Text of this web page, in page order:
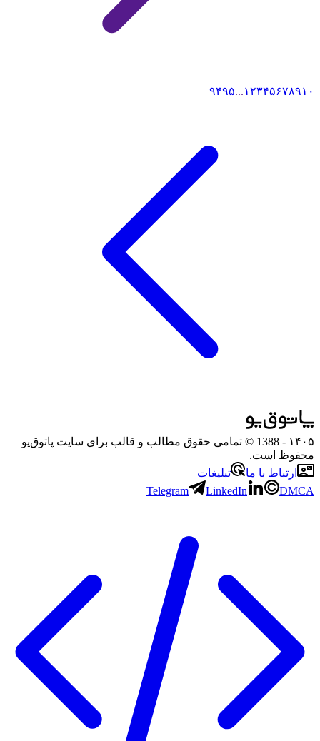
۱۲۳۴۵۶۷۸۹۱۰ ... ۹۴۹۵
۱۴۰۵
- 1388 © تمامی حقوق مطالب و قالب برای سایت پاتوق‌یو
محفوظ است.
ارتباط با ما
تبلیغات
Telegram
LinkedIn DMCA